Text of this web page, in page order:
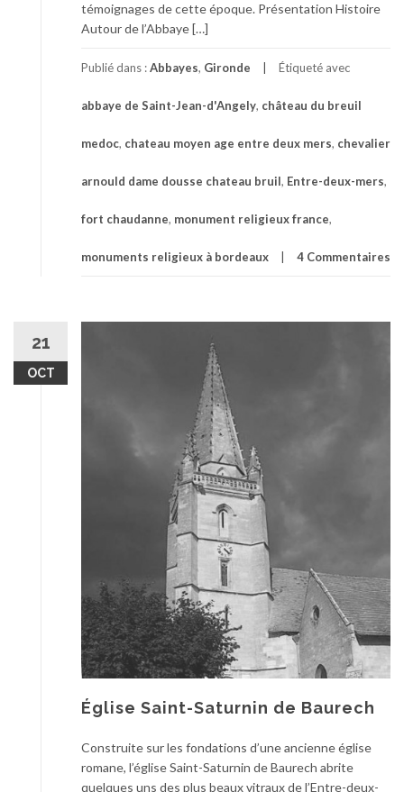
témoignages de cette époque. Présentation Histoire
Autour de l’Abbaye […]
Publié dans :Abbayes, Gironde Étiqueté avec
abbaye de Saint-Jean-d'Angely, château du breuil
medoc, chateau moyen age entre deux mers, chevalier
arnould dame dousse chateau bruil, Entre-deux-mers,
fort chaudanne, monument religieux france,
monuments religieux à bordeaux 4 Commentaires
21
OCT
Église Saint-Saturnin de Baurech
Construite sur les fondations d’une ancienne église
romane, l’église Saint-Saturnin de Baurech abrite
quelques uns des plus beaux vitraux de l’Entre-deux-